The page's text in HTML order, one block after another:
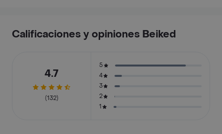
Calificaciones y opiniones Beiked
4.7
(132)
5
4
3
2
1